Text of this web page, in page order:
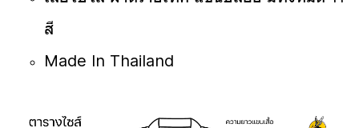
สี
Made In Thailand